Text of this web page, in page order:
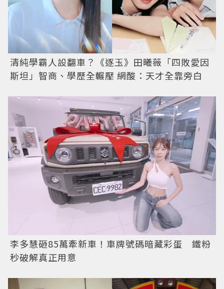
清純學霸人設翻車？《逐玉》田曦薇「四敗愛因
斯坦」智商、學歷全輾壓 網酸：天才全靠旁白
李多慧砸85萬牽新車！車牌號碼暗藏彩蛋 鐵粉
秒破解真正用意